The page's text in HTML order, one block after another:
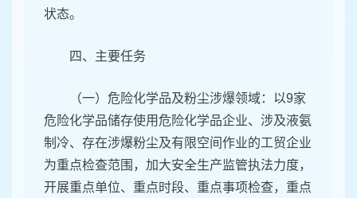
状态。
四、主要任务
（一）危险化学品及粉尘涉爆领域：以9家
危险化学品储存使用危险化学品企业、涉及液氨
制冷、存在涉爆粉尘及有限空间作业的工贸企业
为重点检查范围，加大安全生产监管执法力度，
开展重点单位、重点时段、重点事项检查，重点